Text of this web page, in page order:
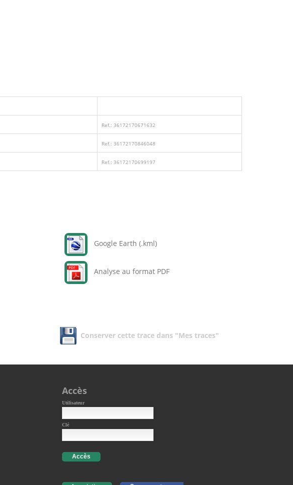
Ref.: 36172170671632
Ref.: 36172170846048
Ref.: 36172170699197
Google Earth (.kml)
Analyse au format PDF
Conserver cette trace dans "Mes traces"
Accès
Utilisateur
Clé
Accès